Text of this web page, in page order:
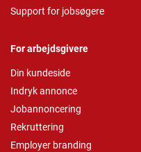
Support for jobsøgere
For arbejdsgivere
Din kundeside
Indryk annonce
Jobannoncering
Rekruttering
Employer branding